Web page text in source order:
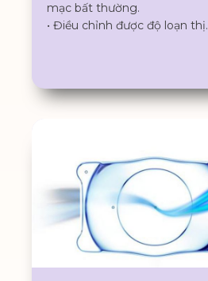
mạc bất thường.
• Điều chỉnh được độ loạn thị.